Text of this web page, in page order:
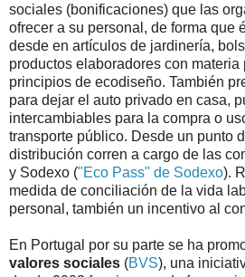
sociales (bonificaciones) que las
ofrecer a su personal, de forma que
desde en artículos de jardinería,
productos elaboradores con
principios de ecodiseño. También
para dejar el auto privado en casa,
intercambiables para la compra o
transporte público. Desde un punto
distribución corren a cargo de las
y Sodexo ("Eco Pass" de Sodexo).
medida de conciliación de la vida
personal, también un incentivo al
En Portugal por su parte se ha
valores sociales (BVS), una